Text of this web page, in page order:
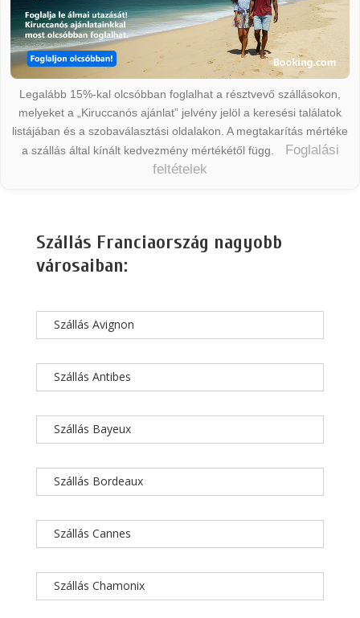
Legalább 15%-kal olcsóbban foglalhat a résztvevő szállásokon,
melyeket a „Kiruccanós ajánlat” jelvény jelöl a keresési találatok
listájában és a szobaválasztási oldalakon. A megtakarítás mértéke
a szállás által kínált kedvezmény mértékétől függ.
Foglalási
feltételek
Szállás Franciaország nagyobb
városaiban:
Szállás Avignon
Szállás Antibes
Szállás Bayeux
Szállás Bordeaux
Szállás Cannes
Szállás Chamonix